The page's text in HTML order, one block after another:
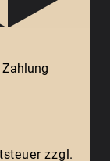
Zahlung
zzgl.